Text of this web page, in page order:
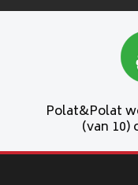
Polat&Polat
(van 10)